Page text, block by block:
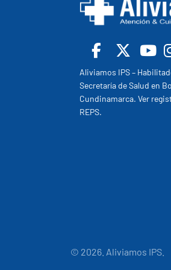
Facebook
X
Aliviamos IPS –
Secretaría de Salud en
Cundinamarca. Ver
REPS.
© 2026. Aliviamos IPS.